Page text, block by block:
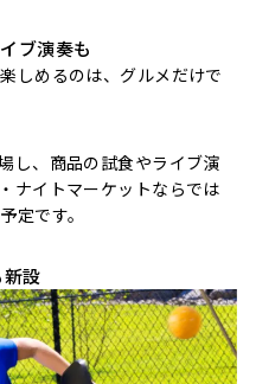
ブ演奏も
しめるのは、グルメだけで
し、商品の試食やライブ演
ナイトマーケットならでは
定です。
設